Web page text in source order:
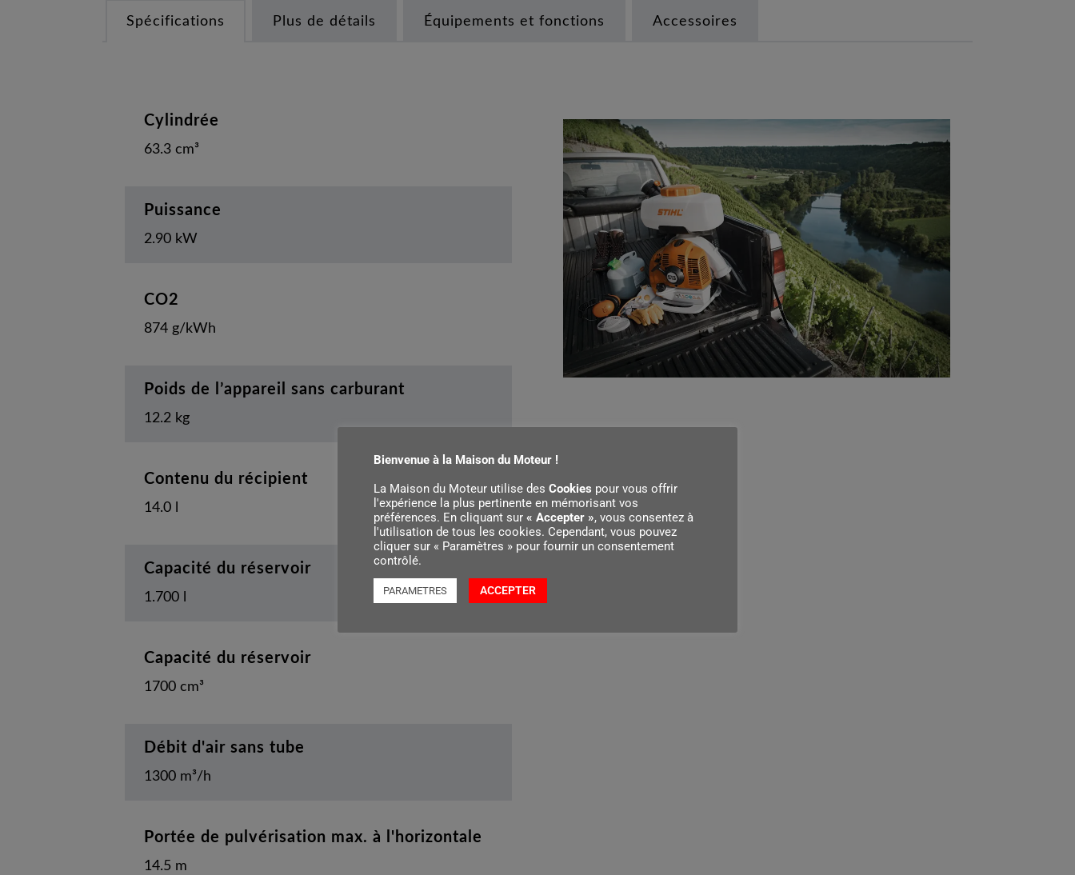
Spécifications Plus de détails Équipements et fonctions Accessoires
Cylindrée
63.3 cm³
Puissance
2.90 kW
CO2
874 g/kWh
Poids de l’appareil sans carburant
12.2 kg
Contenu du récipient
14.0 l
Capacité du réservoir
1.700 l
Capacité du réservoir
1700 cm³
Débit d'air sans tube
1300 m³/h
Portée de pulvérisation max. à l'horizontale
14.5 m
Bienvenue à la Maison du Moteur !
La Maison du Moteur utilise des Cookies pour vous offrir
l'expérience la plus pertinente en mémorisant vos
préférences. En cliquant sur « Accepter », vous consentez à
l'utilisation de tous les cookies. Cependant, vous pouvez
cliquer sur « Paramètres » pour fournir un consentement
contrôlé.
PARAMETRES ACCEPTER